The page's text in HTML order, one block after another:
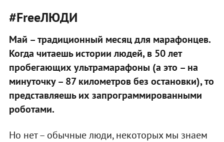
#FreeЛЮДИ
Май – традиционный месяц для марафонцев.
Когда читаешь истории людей, в 50 лет
пробегающих ультрамарафоны (а это – на
минуточку – 87 километров без остановки), то
представляешь их запрограммированными
роботами.
Но нет – обычные люди, некоторых мы знаем